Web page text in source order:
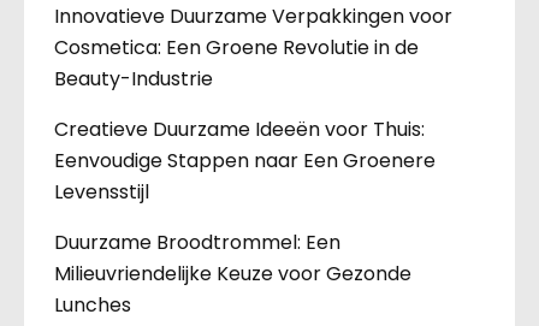
Innovatieve Duurzame Verpakkingen voor
Cosmetica: Een Groene Revolutie in de
Beauty-Industrie
Creatieve Duurzame Ideeën voor Thuis:
Eenvoudige Stappen naar Een Groenere
Levensstijl
Duurzame Broodtrommel: Een
Milieuvriendelijke Keuze voor Gezonde
Lunches